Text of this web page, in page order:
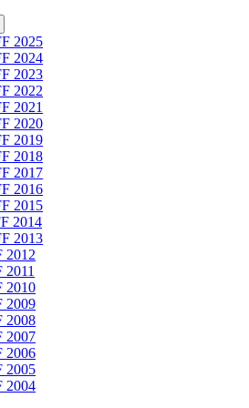
2025
2024
2023
2022
2021
2020
2019
2018
2017
2016
2015
2014
2013
2012
2010
2009
2008
2007
2006
2005
2004